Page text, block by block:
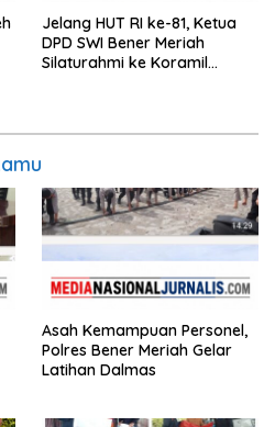
Jelang HUT RI ke-81, Ketua
DPD SWI Bener Meriah
Silaturahmi ke Koramil
Asah Kemampuan Personel,
Polres Bener Meriah Gelar
Latihan Dalmas